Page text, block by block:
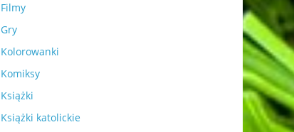
Filmy
Gry
Kolorowanki
Komiksy
Książki
Książki katolickie